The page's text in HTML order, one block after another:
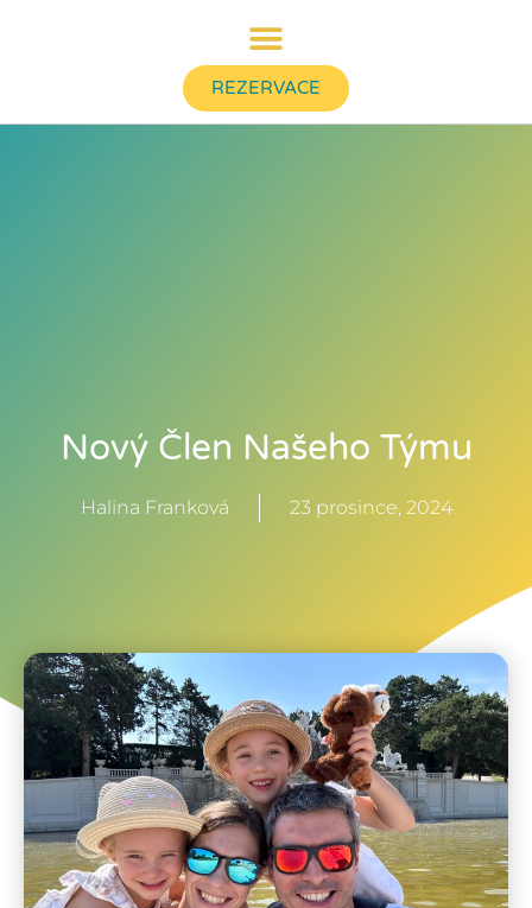
REZERVACE
Nový Člen Našeho Týmu
Halina Franková 23 prosince, 2024